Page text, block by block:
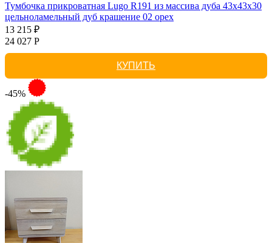
Тумбочка прикроватная Lugo R191 из массива дуба 43х43х30
цельноламельный дуб крашение 02 орех
13 215 ₽
24 027 Р
КУПИТЬ
-45%